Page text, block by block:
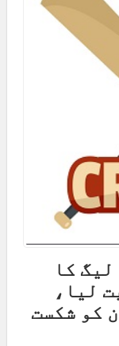
لیگ کا
لیا،
کو شکست